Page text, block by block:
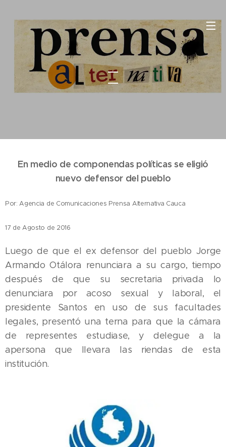
En medio de componendas políticas se eligió
nuevo defensor del pueblo
Por: Agencia de Comunicaciones Prensa Alternativa Cauca
17 de Agosto de 2016
Luego de que el ex defensor del pueblo Jorge
Armando Otálora renunciara a su cargo, tiempo
después de que su secretaria privada lo
denunciara por acoso sexual y laboral, el
presidente Santos en uso de sus facultades
legales, presentó una terna para que la cámara
de representes estudiase, y delegue a la
apersona que llevara las riendas de esta
institución.